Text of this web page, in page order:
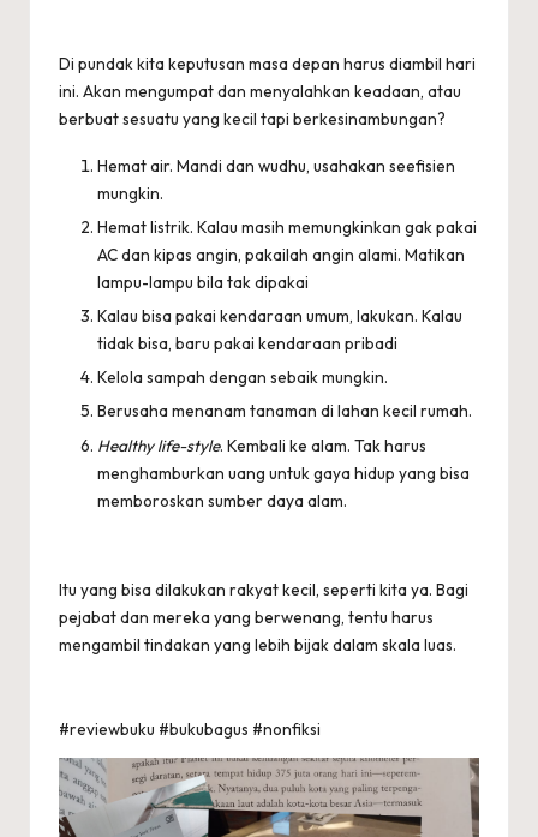
Di pundak kita keputusan masa depan harus diambil hari
ini. Akan mengumpat dan menyalahkan keadaan, atau
berbuat sesuatu yang kecil tapi berkesinambungan?
Hemat air. Mandi dan wudhu, usahakan seefisien
mungkin.
Hemat listrik. Kalau masih memungkinkan gak pakai
AC dan kipas angin, pakailah angin alami. Matikan
lampu-lampu bila tak dipakai
Kalau bisa pakai kendaraan umum, lakukan. Kalau
tidak bisa, baru pakai kendaraan pribadi
Kelola sampah dengan sebaik mungkin.
Berusaha menanam tanaman di lahan kecil rumah.
Healthy life-style. Kembali ke alam. Tak harus
menghamburkan uang untuk gaya hidup yang bisa
memboroskan sumber daya alam.
Itu yang bisa dilakukan rakyat kecil, seperti kita ya. Bagi
pejabat dan mereka yang berwenang, tentu harus
mengambil tindakan yang lebih bijak dalam skala luas.
#reviewbuku #bukubagus #nonfiksi